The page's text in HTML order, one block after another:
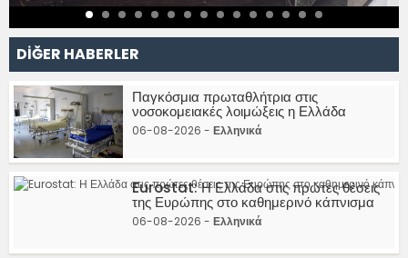
DİĞER HABERLER
Παγκόσμια πρωταθλήτρια στις
νοσοκομειακές λοιμώξεις η Ελλάδα
06-08-2026 - Ελληνικά
Eurostat: Η Ελλάδα στις πρώτες θέσεις
της Ευρώπης στο καθημερινό κάπνισμα
06-08-2026 - Ελληνικά